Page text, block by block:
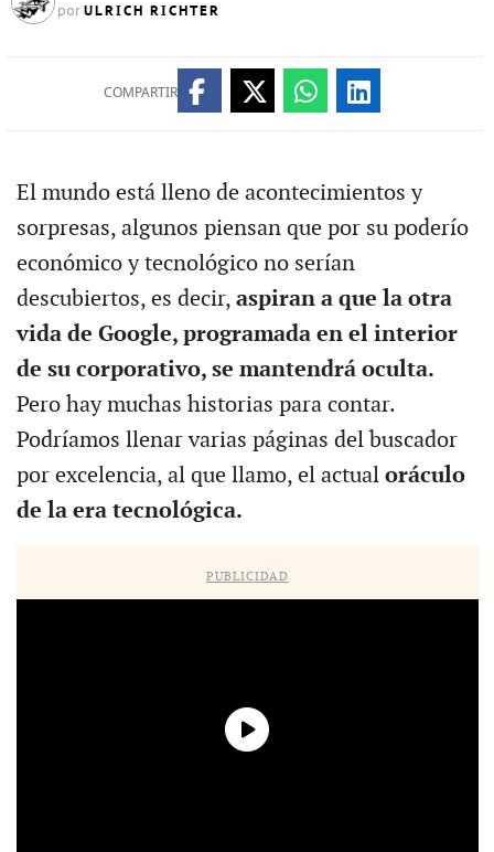
por ULRICH RICHTER
COMPARTIR
El mundo está lleno de acontecimientos y
sorpresas, algunos piensan que por su poderío
económico y tecnológico no serían
descubiertos, es decir, aspiran a que la otra
vida de Google, programada en el interior
de su corporativo, se mantendrá oculta.
Pero hay muchas historias para contar.
Podríamos llenar varias páginas del buscador
por excelencia, al que llamo, el actualoráculo
de la era tecnológica.
PUBLICIDAD